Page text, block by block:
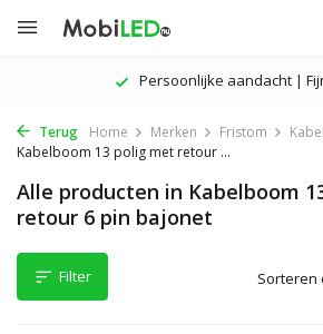
Persoonlijke aandacht |
Terug Home Merken Fristom
Kabelboom 13 polig met retour ...
Alle producten in Kabelboom
retour 6 pin bajonet
Filter Sorteren